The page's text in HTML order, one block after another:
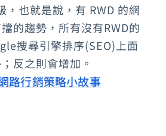
，也就是說，有 RWD 的網
的趨勢，所有沒有RWD的
搜尋引擎排序(SEO)上面
反之則會增加。
路行銷策略小故事